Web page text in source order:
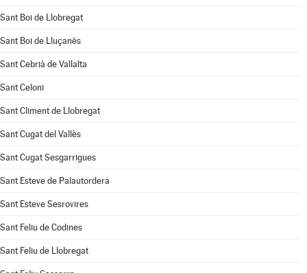
Sant Boi de Llobregat
Sant Boi de Lluçanès
Sant Cebrià de Vallalta
Sant Celoni
Sant Climent de Llobregat
Sant Cugat del Vallès
Sant Cugat Sesgarrigues
Sant Esteve de Palautordera
Sant Esteve Sesrovires
Sant Feliu de Codines
Sant Feliu de Llobregat